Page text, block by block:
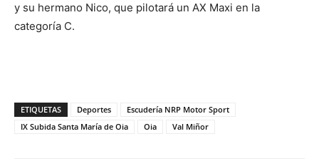
y su hermano Nico, que pilotará un AX Maxi en la
categoría C.
ETIQUETAS Deportes
Escudería NRP Motor Sport
IX Subida Santa María de Oia
Oia Val Miñor